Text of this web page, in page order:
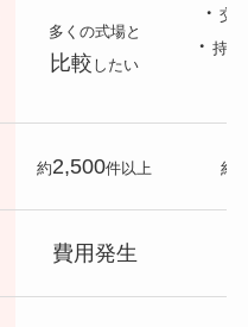
多くの式場と
比較 したい
・交
・ 持込
約2,500件以上 約
費用発生